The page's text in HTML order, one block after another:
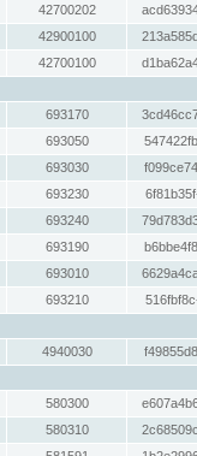
42700202
42900100
42700100
693170
693050
693030
693230
693240
693190
693010
693210
4940030
580300
580310